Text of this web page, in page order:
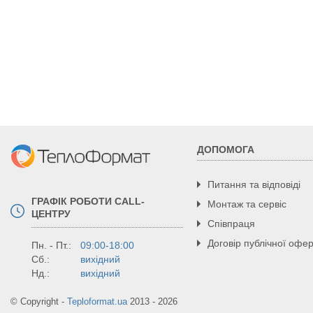
Приєднувальні патрубки дюйм
дм3
Габаритні розміри
Висота
Ширина
Глибина
мм
Маса
ДОПОМОГА
Питання та відповіді
Монтаж та сервіс
Співпраця
Договір публічної
ГРАФІК РОБОТИ CALL-
ЦЕНТРУ
Пн. - Пт.:
09:00-18:00
Сб.:
вихідний
Нд.:
вихідний
© Copyright - Teploformat.ua2013 - 2026